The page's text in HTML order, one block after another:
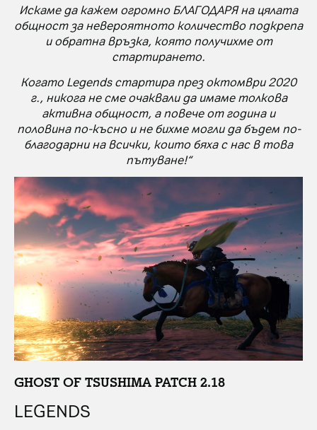
Искаме да кажем огромно БЛАГОДАРЯ на цялата
общност за невероятното количество подкрепа
и обратна връзка, която получихме от
стартирането.
Когато Legends стартира през октомври 2020
г., никога не сме очаквали да имаме толкова
активна общност, а повече от година и
половина по-късно и не бихме могли да бъдем по-
благодарни на всички, които бяха с нас в това
пътуване!“
GHOST OF TSUSHIMA PATCH 2.18
LEGENDS